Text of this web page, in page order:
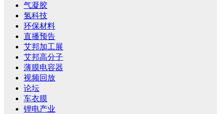
气凝胶
氢科技
环保材料
直播预告
艾邦加工展
艾邦高分子
薄膜电容器
视频回放
论坛
车衣膜
锂电产业